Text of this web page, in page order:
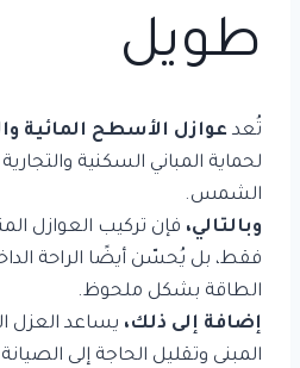
طويل
تُعد عوازل الأسطح المائية
لحماية المباني السكنية
الشمس.
وبالتالي، فإن تركيب العوازل
فقط، بل يُحسّن أيضًا الراحة
الطاقة بشكل ملحوظ.
إضافة إلى ذلك، يساعد العزل
المبنى وتقليل الحاجة إلى الصيانة